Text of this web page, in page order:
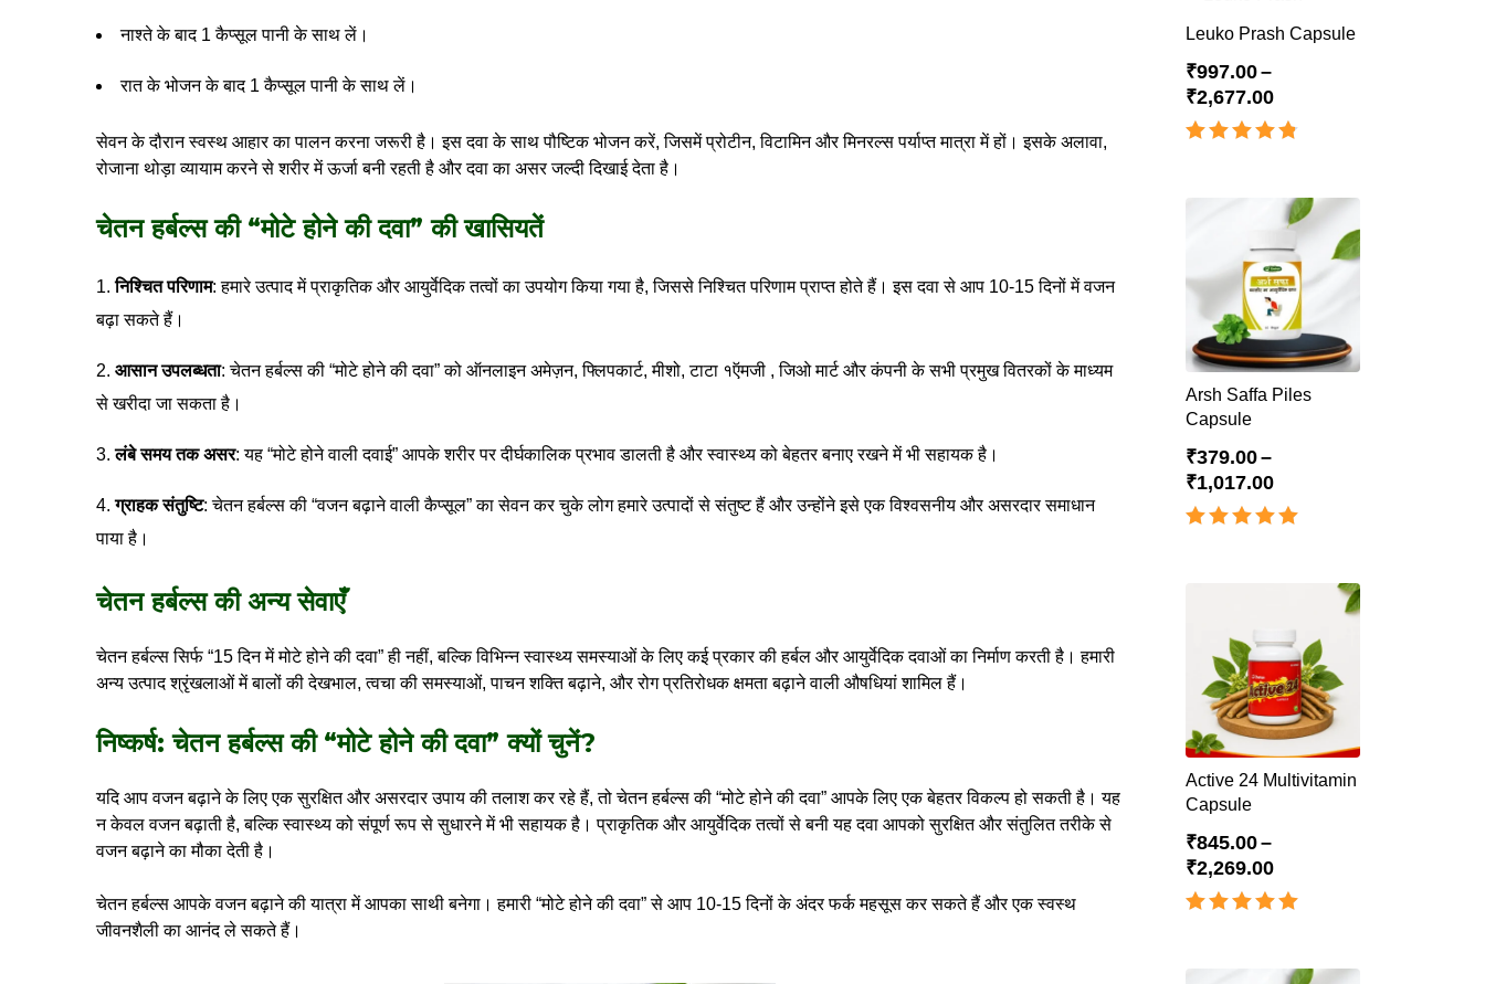
नाश्ते के बाद 1 कैप्सूल पानी के साथ लें।
रात के भोजन के बाद 1 कैप्सूल पानी के साथ लें।
सेवन के दौरान स्वस्थ आहार का पालन करना जरूरी है। इस दवा के साथ पौष्टिक भोजन करें, जिसमें प्रोटीन, विटामिन और मिनरल्स पर्याप्त मात्रा में हों। इसके अलावा,
रोजाना थोड़ा व्यायाम करने से शरीर में ऊर्जा बनी रहती है और दवा का असर जल्दी दिखाई देता है।
चेतन हर्बल्स की “मोटे होने की दवा” की खासियतें
निश्चित परिणाम: हमारे उत्पाद में प्राकृतिक और आयुर्वेदिक तत्वों का उपयोग किया गया है, जिससे निश्चित परिणाम प्राप्त होते हैं। इस दवा से आप 10-15 दिनों में वजन
बढ़ा सकते हैं।
आसान उपलब्धता: चेतन हर्बल्स की “मोटे होने की दवा” को ऑनलाइन अमेज़न, फ्लिपकार्ट, मीशो, टाटा १ऍमजी , जिओ मार्ट और कंपनी के सभी प्रमुख वितरकों के माध्यम
से खरीदा जा सकता है।
लंबे समय तक असर: यह “मोटे होने वाली दवाई” आपके शरीर पर दीर्घकालिक प्रभाव डालती है और स्वास्थ्य को बेहतर बनाए रखने में भी सहायक है।
ग्राहक संतुष्टि: चेतन हर्बल्स की “वजन बढ़ाने वाली कैप्सूल” का सेवन कर चुके लोग हमारे उत्पादों से संतुष्ट हैं और उन्होंने इसे एक विश्वसनीय और असरदार समाधान
पाया है।
चेतन हर्बल्स की अन्य सेवाएँ
चेतन हर्बल्स सिर्फ “15 दिन में मोटे होने की दवा” ही नहीं, बल्कि विभिन्न स्वास्थ्य समस्याओं के लिए कई प्रकार की हर्बल और आयुर्वेदिक दवाओं का निर्माण करती है। हमारी
अन्य उत्पाद श्रृंखलाओं में बालों की देखभाल, त्वचा की समस्याओं, पाचन शक्ति बढ़ाने, और रोग प्रतिरोधक क्षमता बढ़ाने वाली औषधियां शामिल हैं।
निष्कर्ष: चेतन हर्बल्स की “मोटे होने की दवा” क्यों चुनें?
यदि आप वजन बढ़ाने के लिए एक सुरक्षित और असरदार उपाय की तलाश कर रहे हैं, तो चेतन हर्बल्स की “मोटे होने की दवा” आपके लिए एक बेहतर विकल्प हो सकती है। यह
न केवल वजन बढ़ाती है, बल्कि स्वास्थ्य को संपूर्ण रूप से सुधारने में भी सहायक है। प्राकृतिक और आयुर्वेदिक तत्वों से बनी यह दवा आपको सुरक्षित और संतुलित तरीके से
वजन बढ़ाने का मौका देती है।
चेतन हर्बल्स आपके वजन बढ़ाने की यात्रा में आपका साथी बनेगा। हमारी “मोटे होने की दवा” से आप 10-15 दिनों के अंदर फर्क महसूस कर सकते हैं और एक स्वस्थ
जीवनशैली का आनंद ले सकते हैं।
Leuko Prash Capsule
₹997.00–
₹2,677.00
Arsh Saffa Piles
Capsule
₹379.00–
₹1,017.00
Active 24 Multivitamin
Capsule
₹845.00–
₹2,269.00